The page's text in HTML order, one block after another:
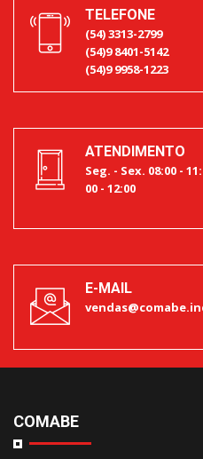
TELEFONE
(54) 3313-2799
(54)9 8401-5142
(54)9 9958-1223
ATENDIMENTO
Seg. - Sex. 08:00 -
00 - 12:00
E-MAIL
COMABE